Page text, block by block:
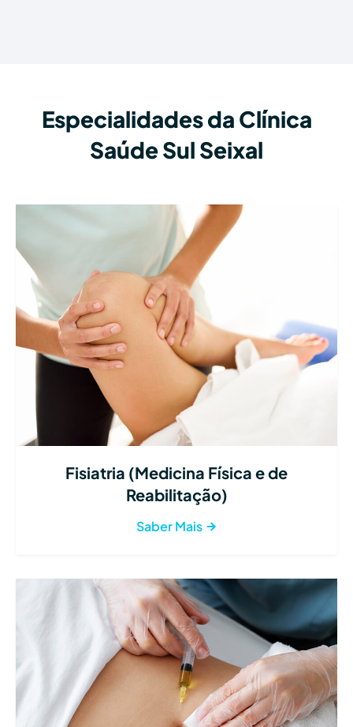
Especialidades da Clínica
Saúde Sul Seixal
Fisiatria (Medicina Física e de
Reabilitação)
Saber Mais